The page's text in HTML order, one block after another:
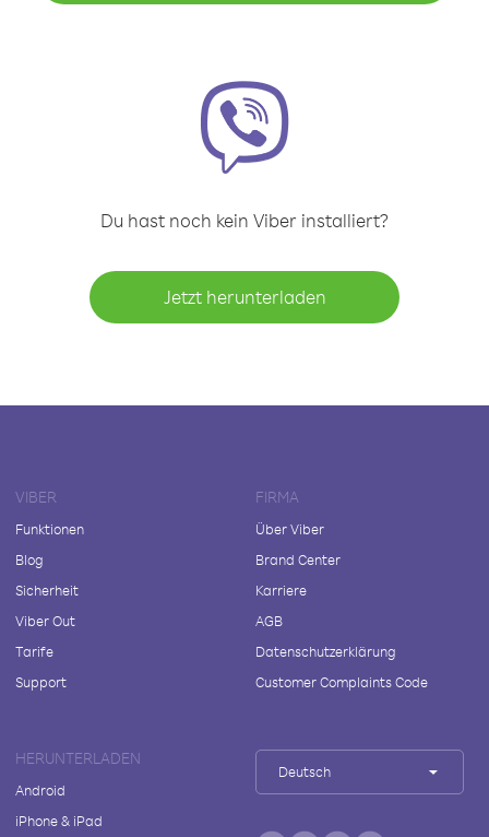
Du hast noch kein Viber installiert?
Jetzt herunterladen
VIBER
Funktionen
Blog
Sicherheit
Viber Out
Tarife
Support
FIRMA
Über Viber
Brand Center
Karriere
AGB
Datenschutzerklärung
Customer Complaints Code
HERUNTERLADEN
Android
iPhone & iPad
Deutsch